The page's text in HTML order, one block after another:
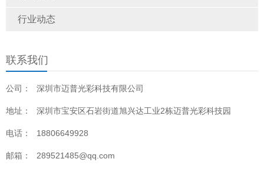
行业动态
联系我们
公司： 深圳市迈普光彩科技有限公司
地址： 深圳市宝安区石岩街道旭兴达工业2栋迈普光彩科技园
电话： 18806649928
邮箱： 289521485@qq.com